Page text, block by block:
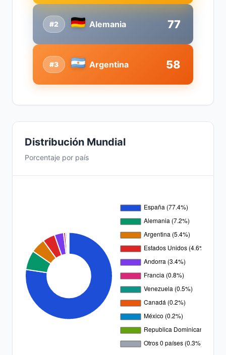
#2 Alemania 77
#3 Argentina 58
Distribución Mundial
Porcentaje por país